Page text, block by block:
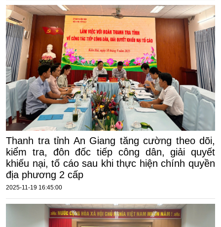
Thanh tra tỉnh An Giang tăng cường theo dõi,
kiểm tra, đôn đốc tiếp công dân, giải quyết
khiếu nại, tố cáo sau khi thực hiện chính quyền
địa phương 2 cấp
2025-11-19 16:45:00